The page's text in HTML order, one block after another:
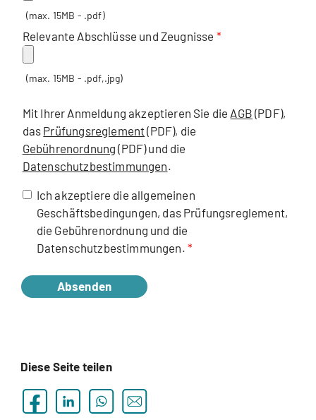
(max. 15MB - .pdf)
Relevante Abschlüsse und Zeugnisse
(max. 15MB - .pdf,.jpg)
Mit Ihrer Anmeldung akzeptieren Sie die AGB (PDF),
das Prüfungsreglement(PDF), die
Gebührenordnung (PDF) und die
Datenschutzbestimmungen.
Ich akzeptiere die allgemeinen
Geschäftsbedingungen, das Prüfungsreglement,
die Gebührenordnung und die
Datenschutzbestimmungen.
Absenden
Diese Seite teilen